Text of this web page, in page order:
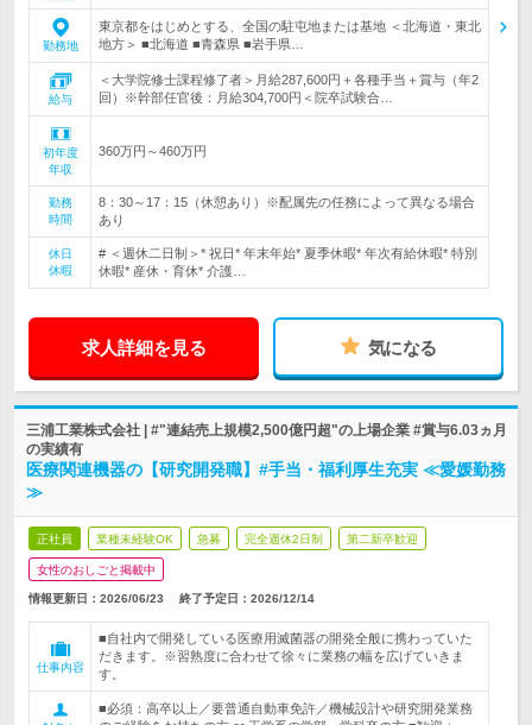
勤務地
東京都をはじめとする、全国の駐屯地または基地 ＜北海道・東北
地方＞ ■北海道 ■青森県 ■岩手県…
給与
＜大学院修士課程修了者＞月給287,600円＋各種手当＋賞与（年2
回）※幹部任官後：月給304,700円＜院卒試験合…
初年度
年収
360万円～460万円
勤務
時間
8：30～17：15（休憩あり）※配属先の任務によって異なる場合
あり
休日
休暇
# ＜週休二日制＞* 祝日* 年末年始* 夏季休暇* 年次有給休暇* 特別
休暇* 産休・育休* 介護…
求人詳細を見る 気になる
三浦工業株式会社 | #"連結売上規模2,500億円超"の上場企業 #賞与6.03ヵ月
の実績有
医療関連機器の【研究開発職】#手当・福利厚生充実 ≪愛媛勤務
≫
正社員 業種未経験OK 急募 完全週休2日制 第二新卒歓迎
女性のおしごと掲載中
情報更新日：2026/06/23 終了予定日： 2026/12/14
仕事内容
■自社内で開発している医療用滅菌器の開発全般に携わっていた
だきます。※習熟度に合わせて徐々に業務の幅を広げていきま
す。
■必須：高卒以上／要普通自動車免許／機械設計や研究開発業務